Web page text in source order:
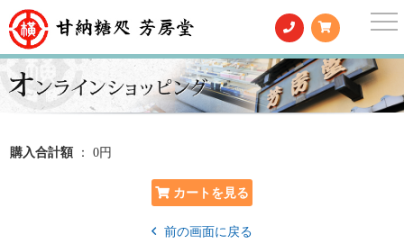
購入合計額 ： 0円
前の画面に戻る